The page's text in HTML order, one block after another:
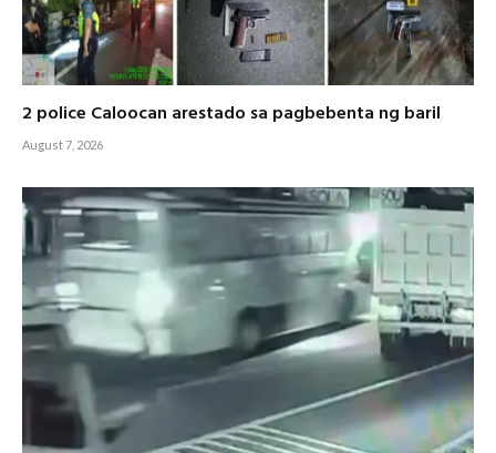
2 police Caloocan arestado sa pagbebenta ng baril
August 7, 2026